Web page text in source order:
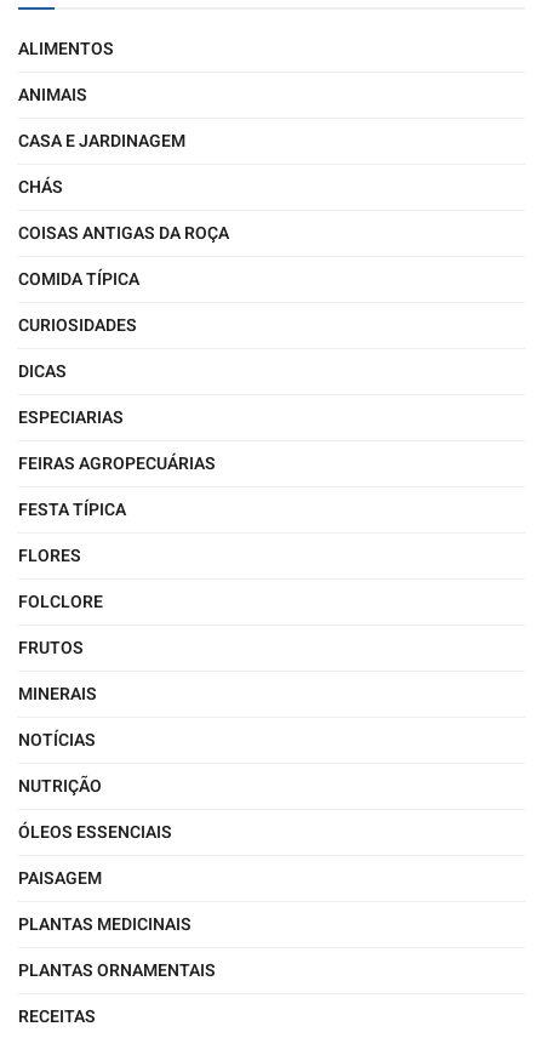
ALIMENTOS
ANIMAIS
CASA E JARDINAGEM
CHÁS
COISAS ANTIGAS DA ROÇA
COMIDA TÍPICA
CURIOSIDADES
DICAS
ESPECIARIAS
FEIRAS AGROPECUÁRIAS
FESTA TÍPICA
FLORES
FOLCLORE
FRUTOS
MINERAIS
NOTÍCIAS
NUTRIÇÃO
ÓLEOS ESSENCIAIS
PAISAGEM
PLANTAS MEDICINAIS
PLANTAS ORNAMENTAIS
RECEITAS